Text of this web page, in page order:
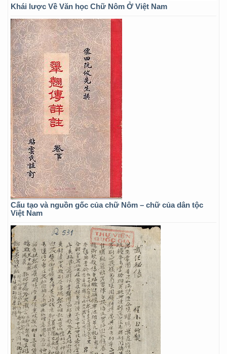
Khái lược Về Văn học Chữ Nôm Ở Việt Nam
Cấu tạo và nguồn gốc của chữ Nôm – chữ của dân tộc
Việt Nam